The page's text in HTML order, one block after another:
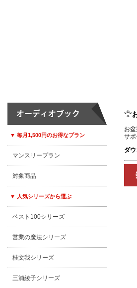
▼ 毎月1,500円のお得なプラン
マンスリープラン
対象商品
▼ 人気シリーズから選ぶ
ベスト100シリーズ
営業の魔法シリーズ
桂文我シリーズ
三浦綾子シリーズ
お
サ
ダ